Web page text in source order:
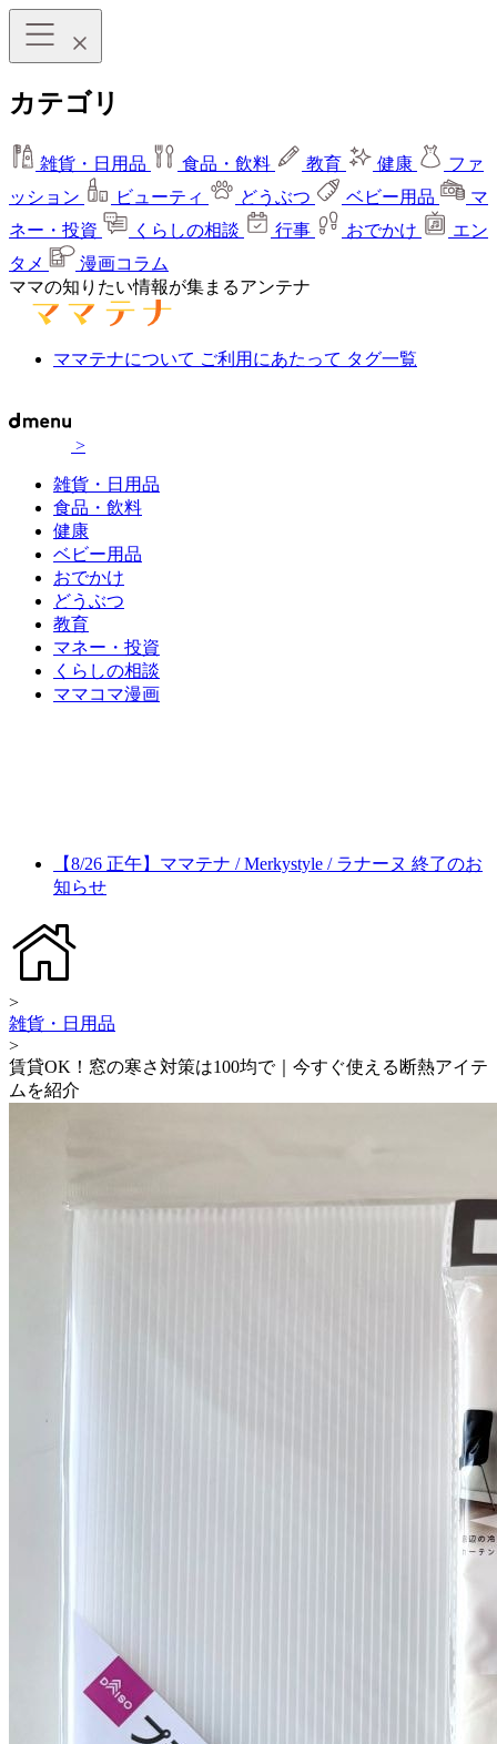
カテゴリ
雑貨・日用品 食品・飲料 教育 健康
ファ
ッション
ビューティ どうぶつ ベビー用品
マ
ネー・投資
くらしの相談 行事 おでかけ
エン
タメ
漫画コラム
ママの知りたい情報が集まるアンテナ
ママテナについて ご利用にあたって タグ一覧
>
雑貨・日用品
食品・飲料
健康
ベビー用品
おでかけ
どうぶつ
教育
マネー・投資
くらしの相談
ママコマ漫画
【8/26 正午】ママテナ / Merkystyle / ラナーヌ 終了のお
知らせ
>
雑貨・日用品
>
賃貸OK！窓の寒さ対策は100均で｜今すぐ使える断熱アイテ
ムを紹介